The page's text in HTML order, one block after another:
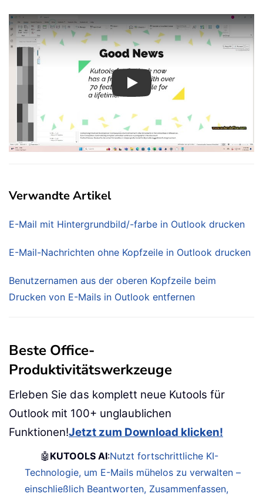
Play
Verwandte Artikel
E-Mail mit Hintergrundbild/-farbe in Outlook drucken
E-Mail-Nachrichten ohne Kopfzeile in Outlook drucken
Benutzernamen aus der oberen Kopfzeile beim
Drucken von E-Mails in Outlook entfernen
Beste Office-
Produktivitätswerkzeuge
Erleben Sie das komplett neue Kutools für
Outlook mit 100+ unglaublichen
Funktionen!Jetzt zum Download klicken!
🤖 KUTOOLS AI:Nutzt fortschrittliche KI-
Technologie, um E-Mails mühelos zu verwalten –
einschließlich Beantworten, Zusammenfassen,